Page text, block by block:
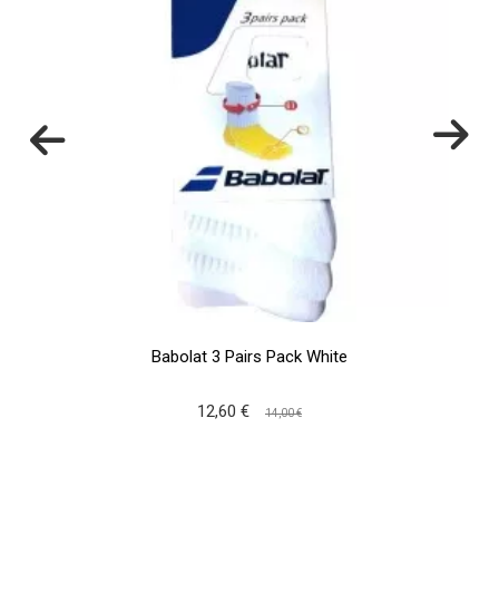
Babolat 3 Pairs Pack White
12,60 € 14,00 €